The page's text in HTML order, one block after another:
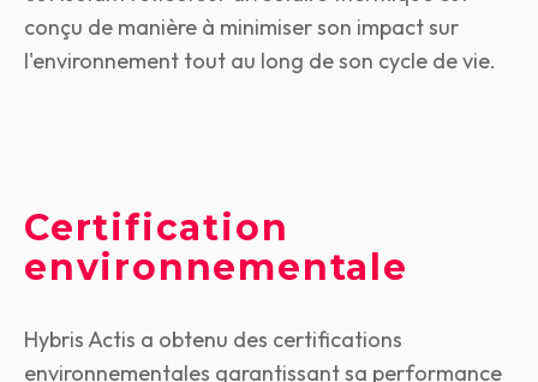
conçu de manière à minimiser son impact sur
l'environnement tout au long de son cycle de vie.
Certification
environnementale
Hybris Actis a obtenu des certifications
environnementales garantissant sa performance